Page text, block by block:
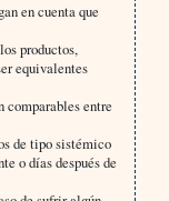
en cuenta que
productos,
equivalentes
comparables entre
de tipo sistémico
o días después de